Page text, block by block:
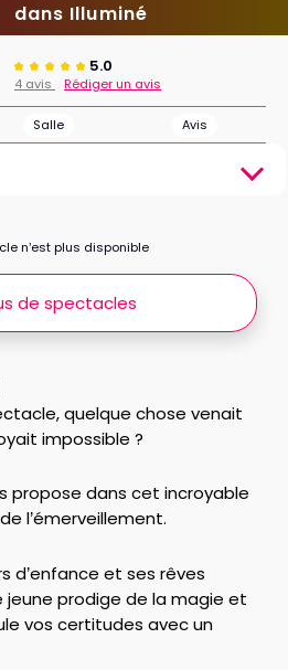
dans Illuminé
5.0
4 avis Rédiger un avis
Salle Avis
quelque chose venait
impossible ?
propose dans cet incroyable
l’émerveillement.
d’enfance et ses rêves
jeune prodige de la magie et
vos certitudes avec un
n’est plus disponible
de spectacles